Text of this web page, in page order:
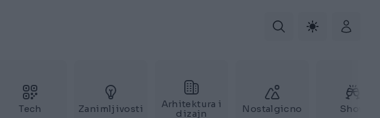
Tech Zanimljivosti
Arhitektura i
dizajn
Nostalgicno Show